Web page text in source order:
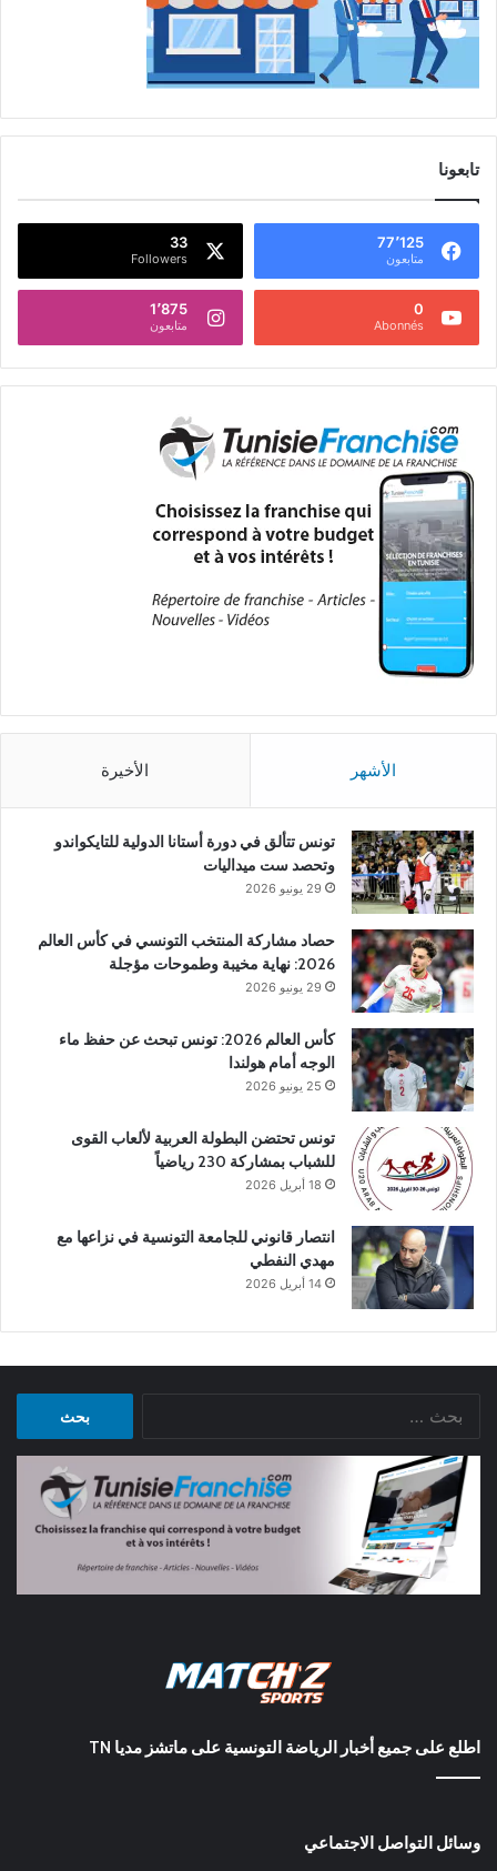
تابعونا
77٬125
متابعون
33
Followers
0
Abonnés
1٬875
متابعون
الأشهر الأخيرة
تونس تتألق في دورة أستانا الدولية للتايكواندو
وتحصد ست ميداليات
29 يونيو 2026
حصاد مشاركة المنتخب التونسي في كأس العالم
2026: نهاية مخيبة وطموحات مؤجلة
29 يونيو 2026
كأس العالم 2026: تونس تبحث عن حفظ ماء
الوجه أمام هولندا
25 يونيو 2026
تونس تحتضن البطولة العربية لألعاب القوى
للشباب بمشاركة 230 رياضياً
18 أبريل 2026
انتصار قانوني للجامعة التونسية في نزاعها مع
مهدي النفطي
14 أبريل 2026
اطلع على جميع أخبار الرياضة التونسية على ماتشز مديا TN
وسائل التواصل الاجتماعي